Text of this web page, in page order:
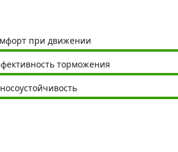
при движении
торможения